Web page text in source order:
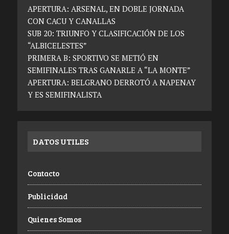
APERTURA: ARSENAL, EN DOBLE JORNADA
CON CACU Y CANALLAS
SUB 20: TRIUNFO Y CLASIFICACIÓN DE LOS
“ALBICELESTES”
PRIMERA B: SPORTIVO SE METIÓ EN
SEMIFINALES TRAS GANARLE A “LA MONTE”
APERTURA: BELGRANO DERROTÓ A NAPENAY
Y ES SEMIFINALISTA
DATOS UTILES
Contacto
Publicidad
Quienes Somos